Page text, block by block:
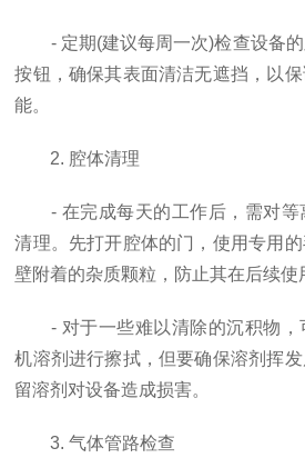
- 定期(建议每周一次)检查设备的
按钮，确保其表面清洁无遮挡，以
能。
2. 腔体清理
- 在完成每天的工作后，需对等
清理。先打开腔体的门，使用专用
壁附着的杂质颗粒，防止其在后续使
- 对于一些难以清除的沉积物，
机溶剂进行擦拭，但要确保溶剂挥
留溶剂对设备造成损害。
3. 气体管路检查